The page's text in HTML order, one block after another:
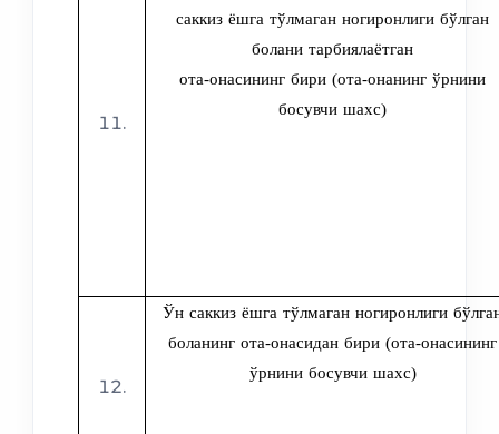
саккиз ёшга тўлмаган ногиронлиги бўлган
болани тарбиялаётган
ота-онасининг бири (ота-онанинг ўрнини
босувчи шахс)
Ўн саккиз ёшга тўлмаган ногиронлиги
боланинг ота-онасидан бири (ота-онасининг
ўрнини босувчи шахс)